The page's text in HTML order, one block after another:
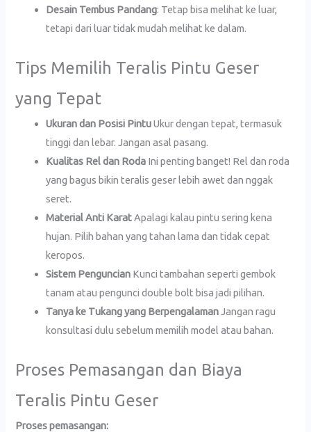
Desain Tembus Pandang: Tetap bisa melihat ke luar,
tetapi dari luar tidak mudah melihat ke dalam.
Tips Memilih Teralis Pintu Geser
yang Tepat
Ukuran dan Posisi PintuUkur dengan tepat, termasuk
tinggi dan lebar. Jangan asal pasang.
Kualitas Rel dan Roda Ini penting banget! Rel dan roda
yang bagus bikin teralis geser lebih awet dan nggak
seret.
Material Anti KaratApalagi kalau pintu sering kena
hujan. Pilih bahan yang tahan lama dan tidak cepat
keropos.
Sistem Penguncian Kunci tambahan seperti gembok
tanam atau pengunci double bolt bisa jadi pilihan.
Tanya ke Tukang yang BerpengalamanJangan ragu
konsultasi dulu sebelum memilih model atau bahan.
Proses Pemasangan dan Biaya
Teralis Pintu Geser
Proses pemasangan: